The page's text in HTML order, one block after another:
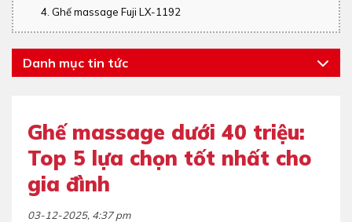
4. Ghế massage Fuji LX-1192
Danh mục tin tức
Ghế massage dưới 40 triệu:
Top 5 lựa chọn tốt nhất cho
gia đình
03-12-2025, 4:37 pm